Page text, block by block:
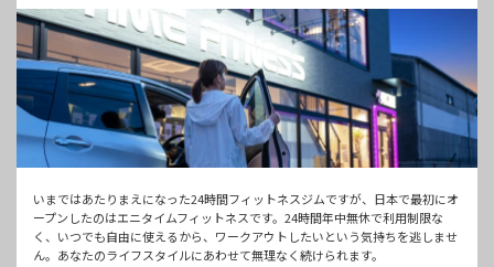
いまではあたりまえになった24時間フィットネスジムですが、日本で最初にオ
ープンしたのはエニタイムフィットネスです。24時間年中無休で利用制限な
く、いつでも自由に使えるから、ワークアウトしたいという気持ちを逃しませ
ん。あなたのライフスタイルにあわせて無理なく続けられます。